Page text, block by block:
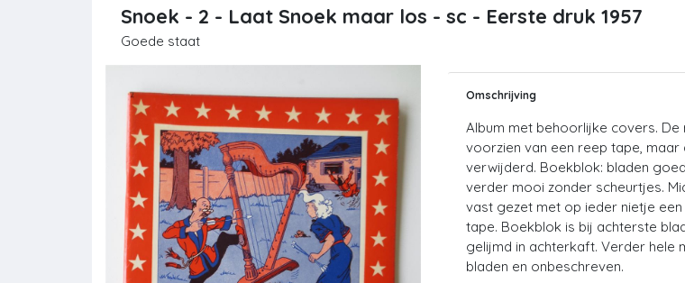
Snoek - 2 - Laat Snoek maar los - sc - Eerste druk 1957
Goede staat
Omschrijving
Album met behoorlijke covers. De
voorzien van een reep tape, maar
verwijderd. Boekblok: bladen
verder mooi zonder scheurtjes.
vast gezet met op ieder nietje
tape. Boekblok is bij achterste
gelijmd in achterkaft. Verder hele
bladen en onbeschreven.